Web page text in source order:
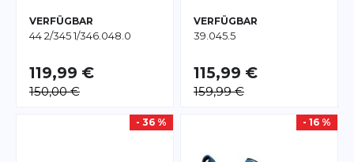
VERFÜGBAR
44 2/345 1/346.048.0
119,99 €
150,00 €
VERFÜGBAR
39.045.5
115,99 €
159,99 €
- 36 % - 16 %